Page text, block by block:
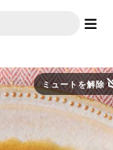
ミュートを解除